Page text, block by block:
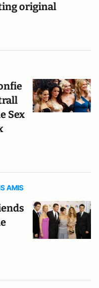
original
Sex
AMIS